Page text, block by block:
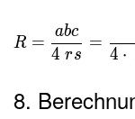
R =
\dfrac{
4 \ r s }
R =
4 rs
abc
=
4 ⋅
8.